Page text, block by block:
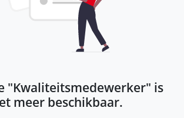
"Kwaliteitsmedewerker" is
meer beschikbaar.